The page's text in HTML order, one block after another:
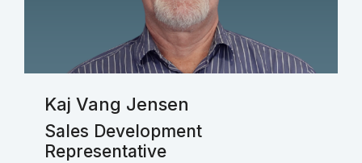
Kaj Vang Jensen
Sales Development
Representative